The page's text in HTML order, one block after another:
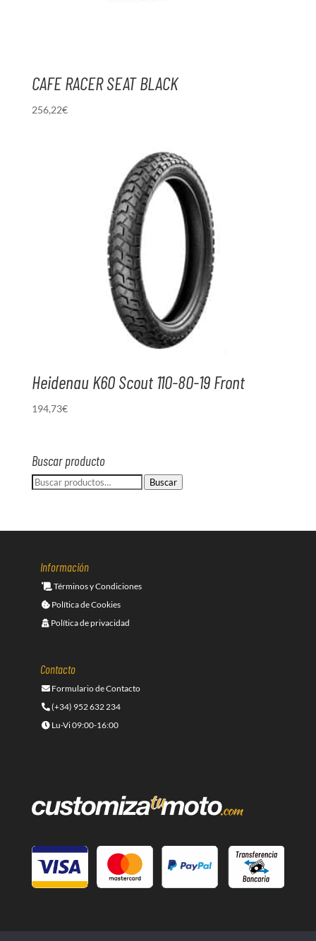
CAFE RACER SEAT BLACK
256,22€
Heidenau K60 Scout 110-80-19 Front
194,73€
Buscar producto
Buscar
Buscar
Información
Términos y Condiciones
Política de Cookies
Política de privacidad
Contacto
Formulario de Contacto
(+34) 952 632 234
Lu-Vi 09:00-16:00